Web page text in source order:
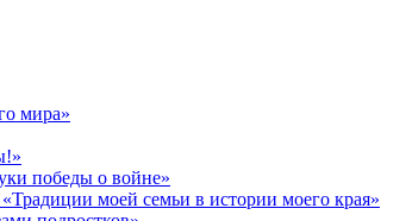
мира»
победы о войне»
моей семьи в истории моего края»